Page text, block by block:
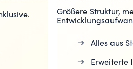
Größere Struktur,
→ Alles aus
→ Erweiterte